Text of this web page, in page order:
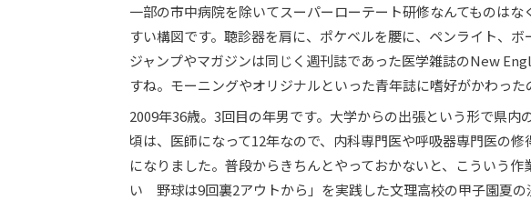
一部の市中病院を除いてスーパーローテート研修なんてものは
すい構図です。聴診器を肩に、ポケベルを腰に、ペンライト、
ジャンプやマガジンは同じく週刊誌であった医学雑誌のNew
すね。モーニングやオリジナルといった青年誌に嗜好がかわった
2009年36歳。3回目の年男です。大学からの出張という形で県
頃は、医師になって12年なので、内科専門医や呼吸器専門医の
になりました。普段からきちんとやっておかないと、こういう
い 野球は9回裏2アウトから」を実践した文理高校の甲子園夏